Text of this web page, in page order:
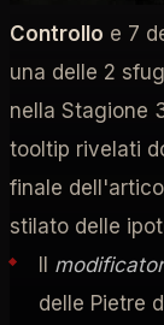
Controllo e 7
una delle 2
nella Stagione
tooltip rivelati
finale
stilato delle
delle Pietre